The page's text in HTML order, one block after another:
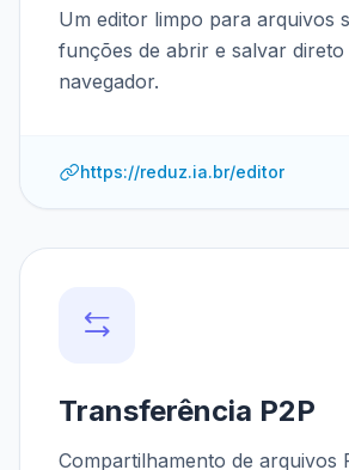
Um editor limpo para arquivos
funções de abrir e salvar direto
navegador.
https://reduz.ia.br/editor
Transferência P2P
Compartilhamento de arquivos